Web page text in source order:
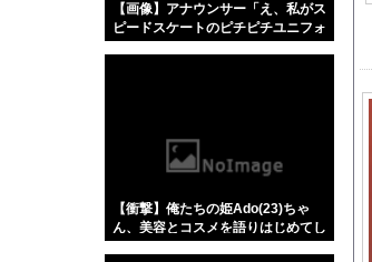
【画像】アナウンサー「え、私がス
ピードスケートのピチピチユニフォ
【衝撃】俺たちの姫Ado(23)ちゃ
ん、美容とコスメを語りはじめてし